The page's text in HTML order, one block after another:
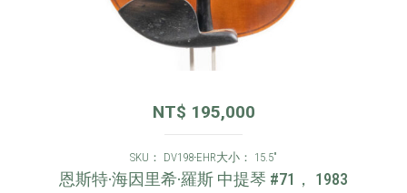
NT$ 195,000
SKU： DV198-EHR大小： 15.5"
恩斯特·海因里希·羅斯 中提琴 #71， 1983